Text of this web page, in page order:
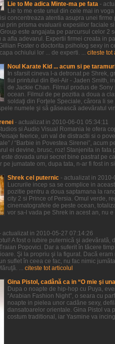
Lie to Me adica Minte-ma pe fata -
Lie to me este unul din cele mai in
concentreaza atentia asupra unei
prin prisma evaluarii expesiilor faciale
este angajata pe parcursul celor 2
a afla adevarul. Expertii firmei creata in
Foster o doctorita psiholog sexy in
ochiului lor ... de experti. ... citeste tot
Noul Karate Kid ... acum si pe
In sfarsit cineva l-a detronat pe Shrek,
fiul printului din Bel-Air - Jaden Smith,
de Jackie Chan. Filmul produs de
ocean. Filmul de pe pozitia a doua a
soldaţi din Forţele Speciale, cărora li
numele şi să găsească adevăratul
- actualizat in 2010-06-01 05:34:11
si Audio Visual Romania le ofera
feerice, un val de distractii si o
/ “Barbie in Povestea Sirenei”,
ei devine, brusc, roz! Stanjenita in
dovada unui secret bine pastrat pe
jumatate om, dupa tata, n-ar fi fost in
Shrek cel puternic - actualizat in
Lucrurile incep sa se complice in
pozitie pentru a doua saptamana la
city 2 si Prince of Persia. Omul verde,
cinematografele de peste ocean,
vor sa-l vada pe Shrek in acest an, nu
actualizat in 2010-05-27 07:14:26
A fost o iubire puternică şi
Popovici. Dar a suferit în tăcere
Şi la propriu şi la figurat. Dacă
suflet în ceea ce fac, nu fac nimic
... citeste tot articolul
Gina Pistol, cadână ca in “O mie şi
Dupa o noapte de hip-hop cu Puya,
“Arabian Fashion Night”, o seara cu
noapte in pielea unor cadâne sexy,
dansatoarelor orientale. Gina Pistol va
costum traditional, iar Yasmine va